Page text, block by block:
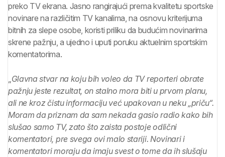
preko TV ekrana. Jasno rangirajući prema kvalitetu sportske
novinare na različitim TV kanalima, na osnovu kriterijuma
bitnih za slepe osobe, koristi priliku da budućim novinarima
skrene pažnju, a ujedno i uputi poruku aktuelnim sportskim
komentatorima.
„Glavna stvar na koju bih voleo da TV reporteri obrate
pažnju jeste rezultat, on stalno mora biti u prvom planu,
ali ne kroz čistu informaciju već upakovan u neku „priču“.
Moram da priznam da sam nekada gasio radio kako bih
slušao samo TV, zato što zaista postoje odlični
komentatori, pre svega ovi malo stariji. Novinari i
komentatori moraju da imaju svest o tome da ih slušaju